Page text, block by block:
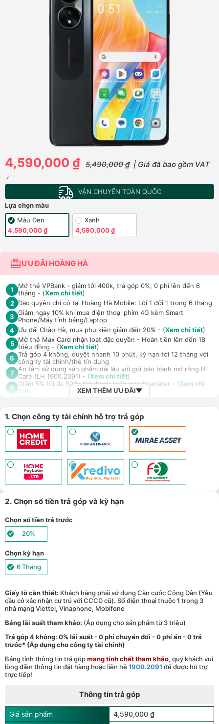
4,590,000 ₫ 5,490,000 ₫ | Giá đã bao gồm VAT
,
VẬN CHUYỂN TOÀN QUỐC
Lựa chọn màu
Màu Đen
4,590,000 ₫
Xanh
4,590,000 ₫
ƯU ĐÃI HOÀNG HÀ
1
Mở thẻ VPBank - giảm tới 400k, trả góp 0%, 0 phí lên đến 6
tháng - (Xem chi tiết)
2 Đặc quyền chỉ có tại Hoàng Hà Mobile: Lỗi 1 đổi 1 trong 6 tháng
3 Giảm ngay 10% khi mua điện thoại phím 4G kèm Smart
Phone/Máy tính bảng/Laptop
4 Ưu đãi Chào Hè, mua phụ kiện giảm đến 20% - (Xem chi tiết)
5 Mở thẻ Max Card nhận loạt đặc quyền - Hoàn tiền lên đến 18
triệu đồng - (Xem chi tiết)
6 Trả góp 4 không, duyệt nhanh 10 phút, kỳ hạn tới 12 tháng với
công ty tài chính/thẻ tín dụng
7 An tâm sử dụng sản phẩm dài lâu với gói bảo hành mở rộng H-
Care (LH 1900.2091) - (Xem chi tiết)
8 Giảm 5% tối đa 500k khi thanh toán qua Spaylater - (Xem chi
tiết)
10 Ưu đãi mua dán màn hình kèm máy Điện thoại/Máy tính
bảng/Laptop/Đồng hồ giảm 10% - (Xem chi tiết
11
Giảm thêm 15% tối đa 1.000.000đ với các sản phẩm Loa, tai nghe
Sony khi mua kèm với các sản phẩm: Laptop/ Điện thoại/ Đồng
hồ thông minh - (
Xem chi tiết)
12 TPBank Evo - Giảm đến 500.000đ, trả góp 0%, 0 phí lên đến 6
tháng - (Xem chi tiết)
13
Giảm tới 500.000đ khi thanh toán qua Homepaylater - (
tiết)
14
Giảm ngay 50.000đ khi mua gói cước di động Mobifone, Vnsky
lên tới 6GB data/ngày - Trải nghiệm 5G chỉ 99k/tháng - (
15 Nhận báo giá tốt nhất cho khách hàng doanh nghiệp B2B khi
mua số lượng lớn - (
Xem chi tiết
XEM THÊM ƯU ĐÃI
1. Chọn công ty tài chính hỗ trợ trả góp
2. Chọn số tiền trả góp và kỳ hạn
Chọn số tiền trả trước
20%
Chọn kỳ hạn
6 Tháng
Giấy tờ cần thiết: Khách hàng phải sử dụng Căn cước Công Dân (Yêu
cầu có xác nhận cư trú với CCCD cũ). Số điện thoại thuộc 1 trong 3
nhà mạng Viettel, Vinaphone, Mobifone
Bảng lãi suất tham khảo: (Áp dụng cho sản phẩm từ 3 triệu)
Trả góp 4 không: 0% lãi suất - 0 phí chuyển đổi - 0 phí ẩn - 0 trả
trước* (Áp dụng cho công ty tài chính)
Bảng tính thông tin trả gópmang tính chất tham khảo, quý khách vui
lòng điền thông tin đặt hàng hoặc liên hệ 1900.2091 để được hỗ trợ
trực tiếp!
Thông tin trả góp
Giá sản phẩm
4,590,000 ₫